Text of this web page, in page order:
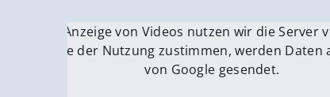
Für die Anzeige von Videos nutzen wir die Server
Wenn Sie der Nutzung zustimmen, werden Daten
von Google gesendet.